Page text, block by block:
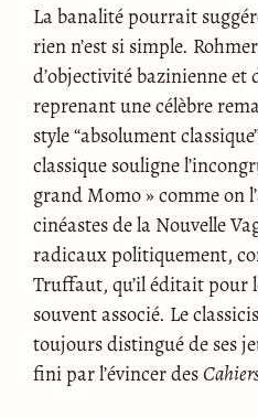
La banalité pourrait
rien n’est si simple.
d’objectivité bazinienne et
reprenant une célèbre
style “absolument
classique souligne
grand Momo » comme on
cinéastes de la Nouvelle
radicaux politiquement,
Truffaut, qu’il éditait pour
souvent associé. Le
toujours distingué de ses
fini par l’évincer des